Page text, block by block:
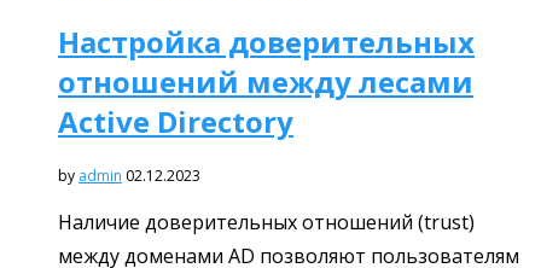
Настройка доверительных
отношений между лесами
Active Directory
by admin 02.12.2023
Наличие доверительных отношений (trust)
между доменами AD позволяют пользователям